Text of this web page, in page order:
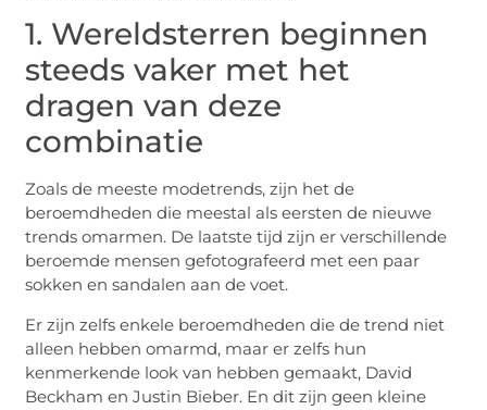
1. Wereldsterren beginnen
steeds vaker met het
dragen van deze
combinatie
Zoals de meeste modetrends, zijn het de
beroemdheden die meestal als eersten de nieuwe
trends omarmen. De laatste tijd zijn er verschillende
beroemde mensen gefotografeerd met een paar
sokken en sandalen aan de voet.
Er zijn zelfs enkele beroemdheden die de trend niet
alleen hebben omarmd, maar er zelfs hun
kenmerkende look van hebben gemaakt, David
Beckham en Justin Bieber. En dit zijn geen kleine